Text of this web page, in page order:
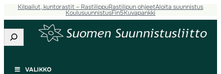
Kilpailut, kuntorastit – RastilippuRastilipun ohjeetAloita suunnistus
KoulusuunnistusFin5Kuvapankki
Etsi
VALIKKO